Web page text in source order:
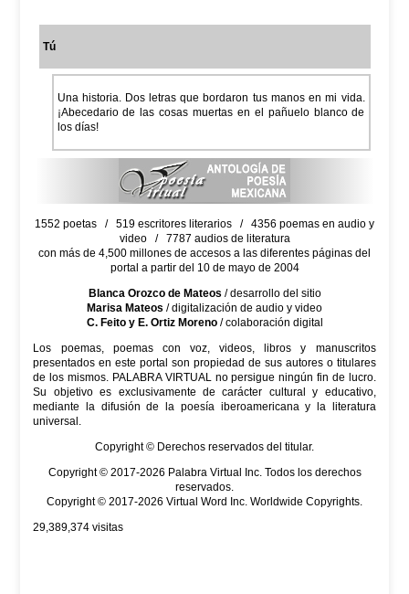
Tú
Una historia. Dos letras que bordaron tus manos en mi vida.
¡Abecedario de las cosas muertas en el pañuelo blanco de
los días!
1552 poetas / 519 escritores literarios / 4356 poemas en audio y
video / 7787 audios de literatura
con más de 4,500 millones de accesos a las diferentes páginas del
portal a partir del 10 de mayo de 2004
Blanca Orozco de Mateos / desarrollo del sitio
Marisa Mateos / digitalización de audio y video
C. Feito y E. Ortiz Moreno/ colaboración digital
Los poemas, poemas con voz, videos, libros y manuscritos
presentados en este portal son propiedad de sus autores o titulares
de los mismos. PALABRA VIRTUAL no persigue ningún fin de lucro.
Su objetivo es exclusivamente de carácter cultural y educativo,
mediante la difusión de la poesía iberoamericana y la literatura
universal.
Copyright © Derechos reservados del titular.
Copyright © 2017-2026 Palabra Virtual Inc. Todos los derechos
reservados.
Copyright © 2017-2026 Virtual Word Inc. Worldwide Copyrights.
29,389,374 visitas